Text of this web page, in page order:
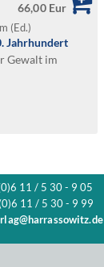
66,00 Eur
(Ed.)
Jahrhundert
Gewalt im
11 / 5 30 - 9 05
11 / 5 30 - 9 99